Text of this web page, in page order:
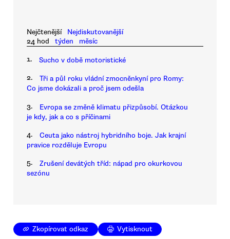
Nejčtenější
Nejdiskutovanější
24 hod
týden měsíc
1. Sucho v době motoristické
2.
Tři a půl roku vládní zmocněnkyní pro Romy:
Co jsme dokázali a proč jsem odešla
3.
Evropa se změně klimatu přizpůsobí. Otázkou
je kdy, jak a co s příčinami
4.
Ceuta jako nástroj hybridního boje. Jak krajní
pravice rozděluje Evropu
5.
Zrušení devátých tříd: nápad pro okurkovou
sezónu
Zkopírovat odkaz Vytisknout